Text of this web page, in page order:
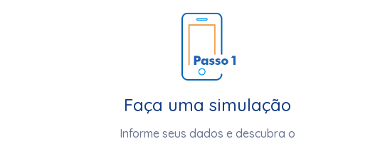
Faça uma simulação
Informe seus dados e descubra o